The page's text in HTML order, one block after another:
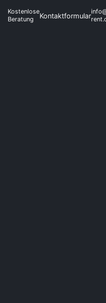
Kostenlose
Beratung
Kontaktformular